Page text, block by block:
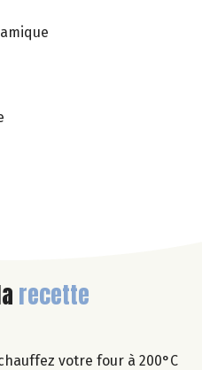
recette
votre four à 200°C